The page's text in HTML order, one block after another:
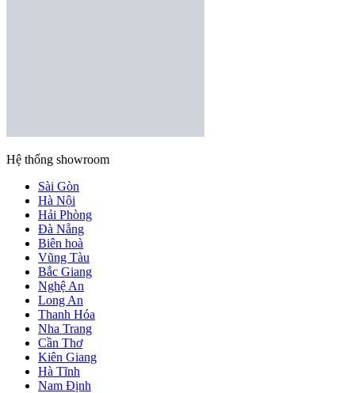
Hệ thống showroom
Sài Gòn
Hà Nội
Hải Phòng
Đà Nẵng
Biên hoà
Vũng Tàu
Bắc Giang
Nghệ An
Long An
Thanh Hóa
Nha Trang
Cần Thơ
Kiên Giang
Hà Tĩnh
Nam Định